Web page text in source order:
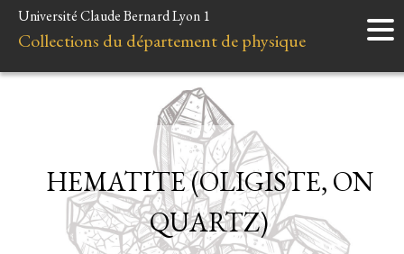
Accueil
Instruments
Liens et ressources
Université Claude Bernard Lyon 1
Collections du département de physique
HEMATITE (OLIGISTE, ON
QUARTZ)